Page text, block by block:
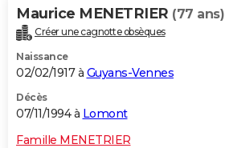
Maurice MENETRIER (77 ans)
Créer une cagnotte obsèques
Naissance
02/02/1917 à Guyans-Vennes
Décès
07/11/1994 à Lomont
Famille MENETRIER